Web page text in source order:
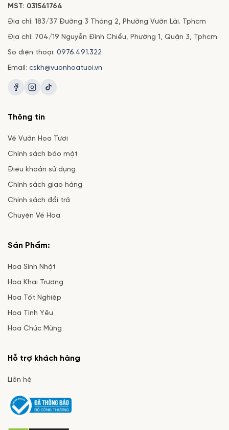
MST: 031541764
Địa chỉ: 183/37 Đường 3 Tháng 2, Phường Vườn Lài. Tphcm
Địa chỉ: 704/19 Nguyễn Đình Chiểu, Phường 1, Quận 3, Tphcm
Số điện thoại: 0976.491.322
Email: cskh@vuonhoatuoi.vn
Thông tin
Về Vườn Hoa Tươi
Chính sách bảo mật
Điều khoản sử dụng
Chính sách giao hàng
Chính sách đổi trả
Chuyện Về Hoa
Sản Phẩm:
Hoa Sinh Nhật
Hoa Khai Trương
Hoa Tốt Nghiệp
Hoa Tình Yêu
Hoa Chúc Mừng
Hỗ trợ khách hàng
Liên hệ